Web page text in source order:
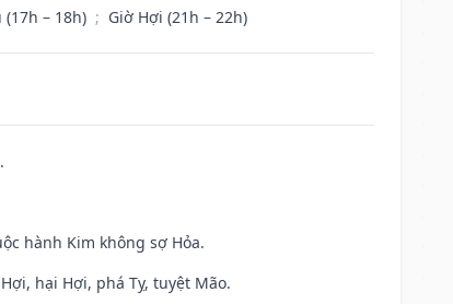
(17h – 18h) ; Giờ Hợi (21h – 22h)
hành Kim không sợ Hỏa.
hại Hợi, phá Tỵ, tuyệt Mão.